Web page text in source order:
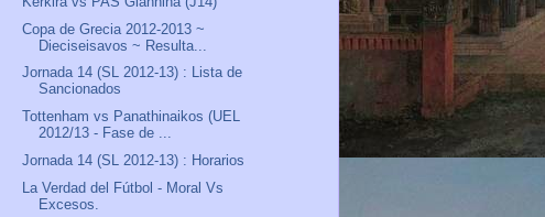
Copa de Grecia 2012-2013 ~
Dieciseisavos ~ Resulta...
Jornada 14 (SL 2012-13) : Lista de
Sancionados
Tottenham vs Panathinaikos (UEL
2012/13 - Fase de ...
Jornada 14 (SL 2012-13) : Horarios
La Verdad del Fútbol - Moral Vs
Excesos.